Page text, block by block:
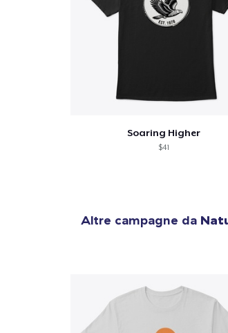
Soaring Higher
$41
Altre campagne da